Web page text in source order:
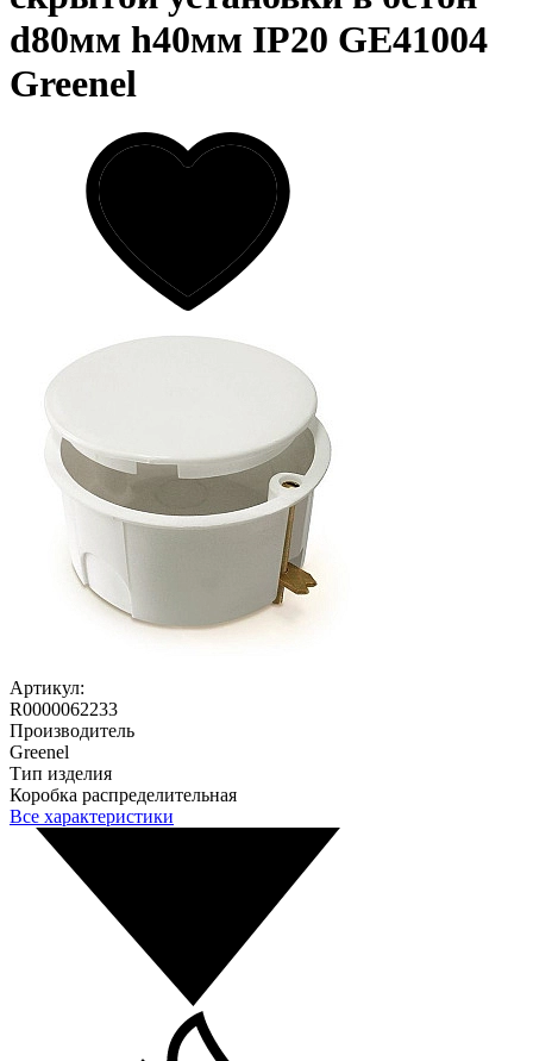
d80мм h40мм IP20 GE41004
Greenel
Артикул:
R0000062233
Производитель
Greenel
Тип изделия
Коробка распределительная
Все характеристики